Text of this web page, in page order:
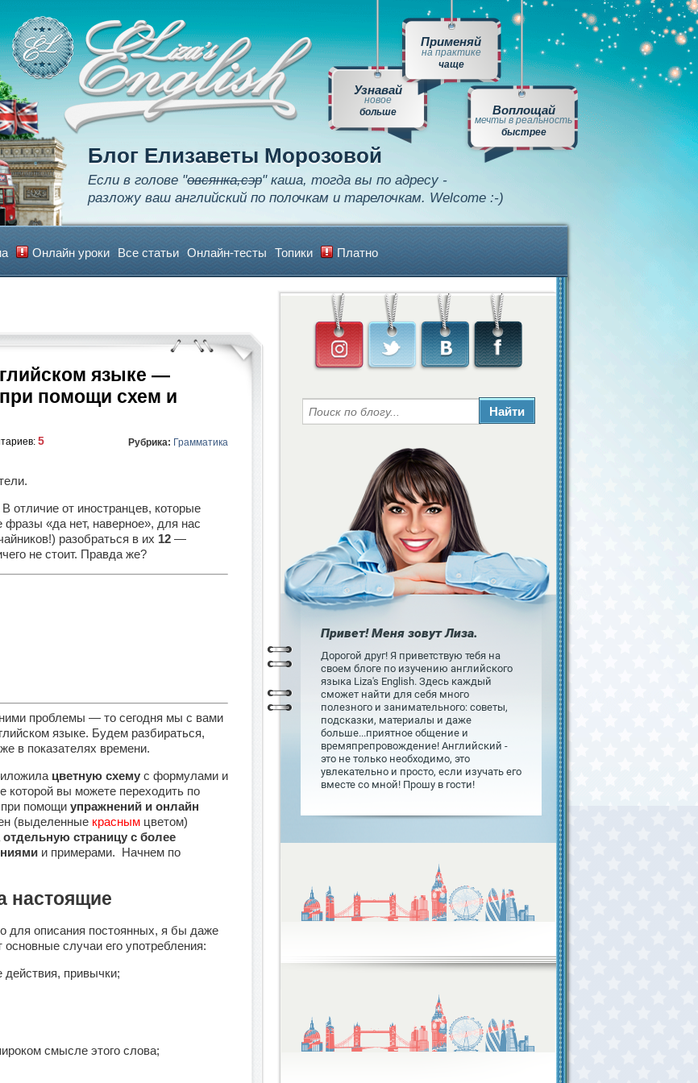
Блог Елизаветы Морозовой
Если в голове "овсянка,сэр" каша, тогда вы по адресу -
разложу ваш английский по полочкам и тарелочкам. Welcome :-)
Узнавай
Learn
новое
больше
Применяй
Apply
на практике
чаще
Воплощай
Realize
мечты в реальность
быстрее
Онлайн уроки Все статьи Онлайн-тесты Топики Платно
языке —
помощи схем и
5 Рубрика: Грамматика
отличие от иностранцев, которые
фразы «да нет, наверное», для нас
разобраться в их 12 —
не стоит. Правда же?
проблемы — то сегодня мы с вами
языке. Будем разбираться,
в показателях времени.
цветную схему с формулами и
которой вы можете переходить по
помощи упражнений и онлайн
(выделенные красным цветом)
отдельную страницу с более
и примерами. Начнем по
настоящие
для описания постоянных, я бы даже
случаи его употребления:
привычки;
смысле этого слова;
Привет! Меня зовут Лиза.
Дорогой друг! Я приветствую тебя на
своем блоге по изучению английского
языка Liza's English. Здесь каждый
сможет найти для себя много
полезного и занимательного: советы,
подсказки, материалы и даже
больше...приятное общение и
времяпрепровождение! Английский -
это не только необходимо, это
увлекательно и просто, если изучать его
вместе со мной! Прошу в гости!